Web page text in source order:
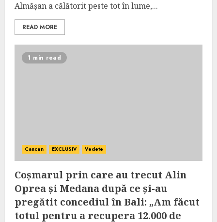
Almășan a călătorit peste tot în lume,...
READ MORE
1 min read
Cancan EXCLUSIV Vedete
Coșmarul prin care au trecut Alin
Oprea și Medana după ce și-au
pregătit concediul în Bali: „Am făcut
totul pentru a recupera 12.000 de